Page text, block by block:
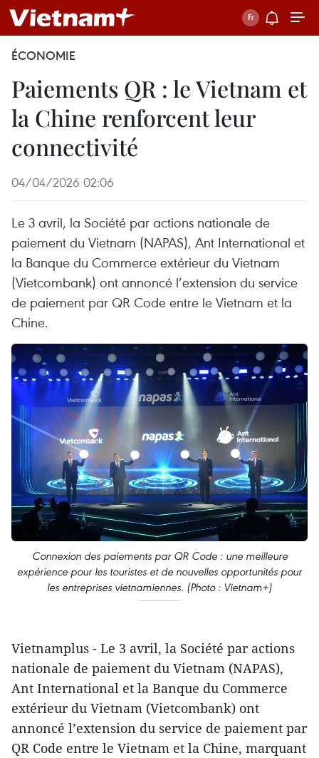
ÉCONOMIE
Paiements QR : le Vietnam et
la Chine renforcent leur
connectivité
04/04/2026 02:06
Le 3 avril, la Société par actions nationale de
paiement du Vietnam (NAPAS), Ant International et
la Banque du Commerce extérieur du Vietnam
(Vietcombank) ont annoncé l’extension du service
de paiement par QR Code entre le Vietnam et la
Chine.
Connexion des paiements par QR Code : une meilleure
expérience pour les touristes et de nouvelles opportunités pour
les entreprises vietnamiennes. (Photo : Vietnam+)
Vietnamplus - Le 3 avril, la Société par actions
nationale de paiement du Vietnam (NAPAS),
Ant International et la Banque du Commerce
extérieur du Vietnam (Vietcombank) ont
annoncé l’extension du service de paiement par
QR Code entre le Vietnam et la Chine, marquant